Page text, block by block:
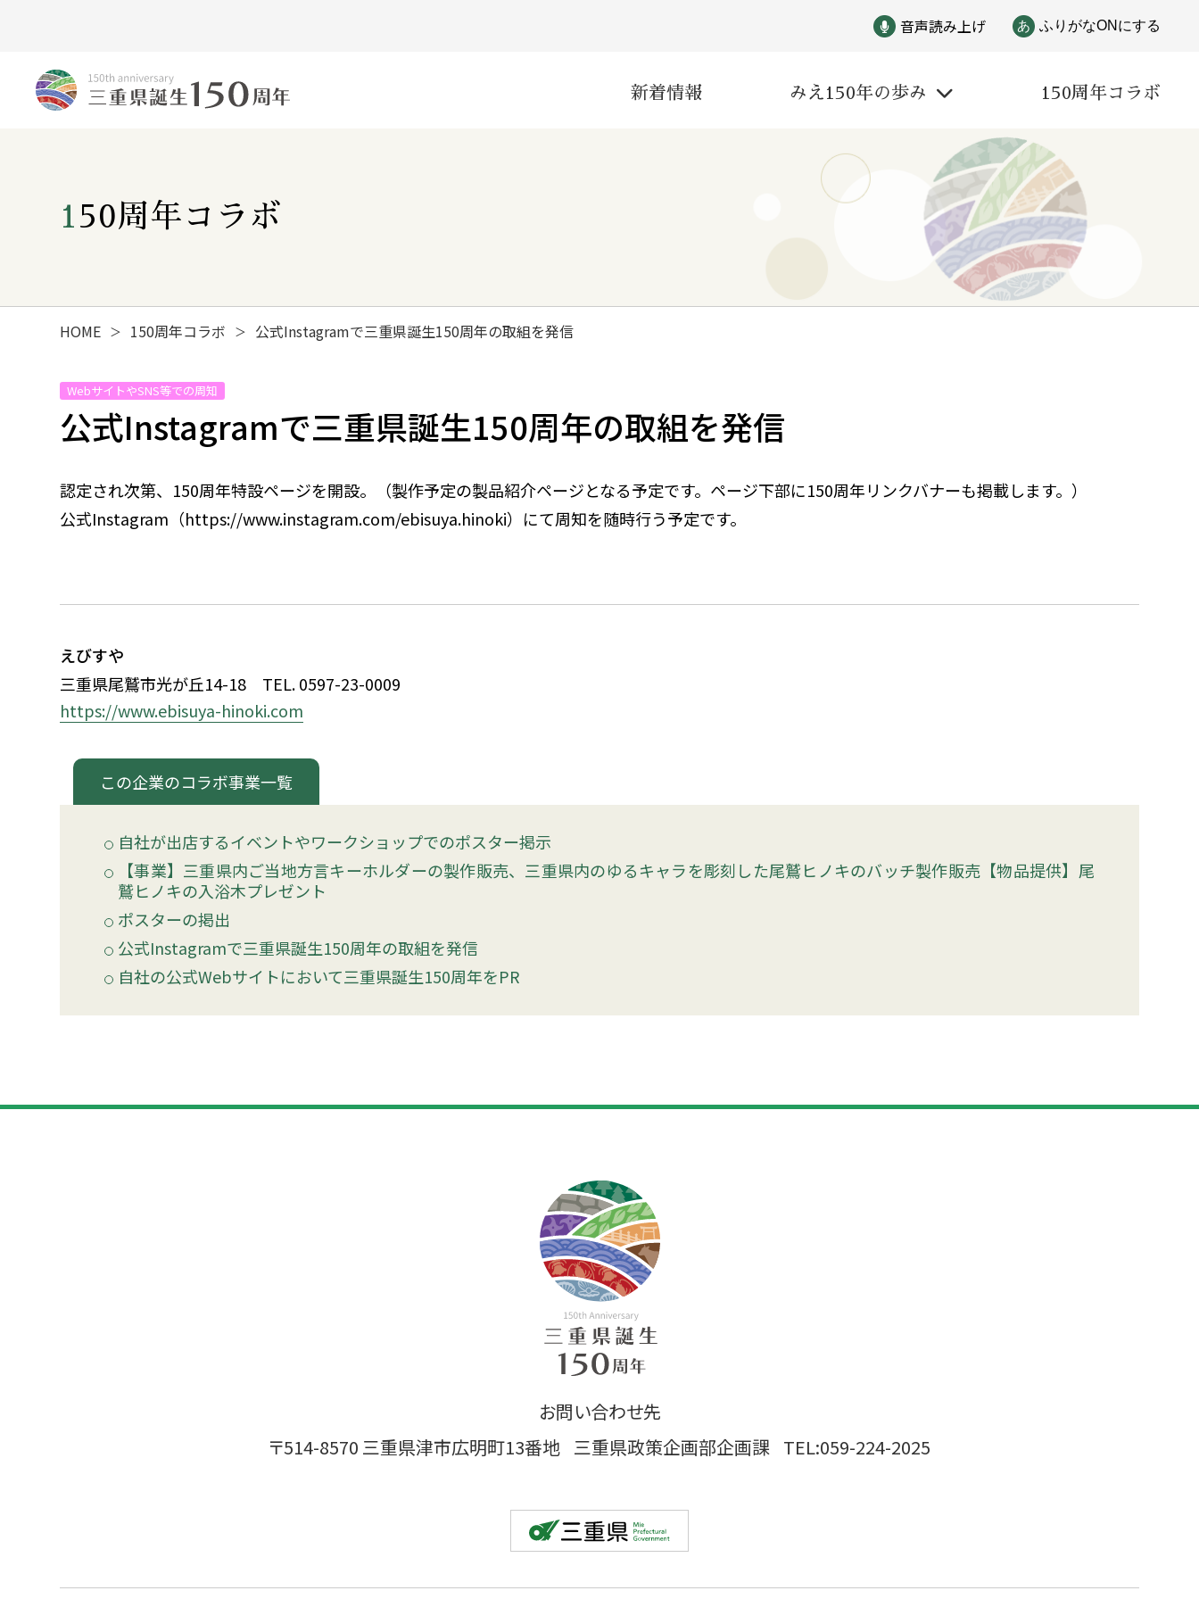
音声読み上げ あ ふりがなONにする
新着情報 みえ150年の歩み
インフラ
150周年コラボ
150周年コラボ
HOME ＞ 150周年コラボ ＞ 公式Instagramで三重県誕生150周年の取組を発信
WebサイトやSNS等での周知
公式Instagramで三重県誕生150周年の取組を発信
認定され次第、150周年特設ページを開設。（製作予定の製品紹介ページとなる予定です。ページ下部に150周年リンクバナーも掲載します。）
公式Instagram（https://www.instagram.com/ebisuya.hinoki）にて周知を随時行う予定です。
えびすや
三重県尾鷲市光が丘14-18 TEL. 0597-23-0009
https://www.ebisuya-hinoki.com
この企業のコラボ事業一覧
自社が出店するイベントやワークショップでのポスター掲示
【事業】三重県内ご当地方言キーホルダーの製作販売、三重県内のゆるキャラを彫刻した尾鷲ヒノキのバッチ製作販売【物品提供】尾
鷲ヒノキの入浴木プレゼント
ポスターの掲出
公式Instagramで三重県誕生150周年の取組を発信
自社の公式Webサイトにおいて三重県誕生150周年をPR
お問い合わせ先
〒514-8570 三重県津市広明町13番地 三重県政策企画部企画課 TEL:059-224-2025